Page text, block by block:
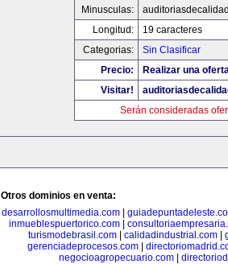
Minusculas:
Longitud:
19 caracteres
Categorias:
Sin Clasificar
Precio:
Realizar una
Visitar!
Serán consideradas
Otros dominios en venta:
desarrollosmultimedia.com
inmueblespuertorico.com
turismodebrasil.com
calidadindustrial.com
gerenciadeprocesos.com
negocioagropecuario.com